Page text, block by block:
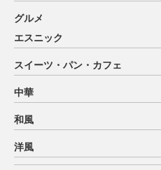
グルメ
エスニック
スイーツ・パン・カフェ
中華
和風
洋風